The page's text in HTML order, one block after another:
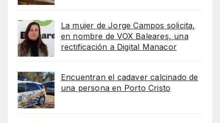
La mujer de Jorge Campos solicita,
en nombre de VOX Baleares, una
rectificación a Digital Manacor
Encuentran el cadaver calcinado de
una persona en Porto Cristo